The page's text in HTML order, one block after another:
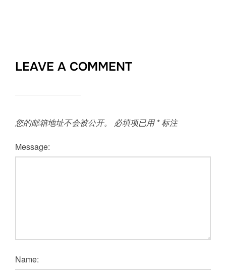
LEAVE A COMMENT
您的邮箱地址不会被公开。 必填项已用 *标注
Message:
Name: